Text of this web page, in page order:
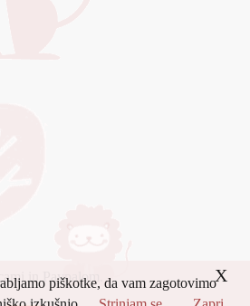
in Paypalom.
piškotke, da vam zagotovimoX